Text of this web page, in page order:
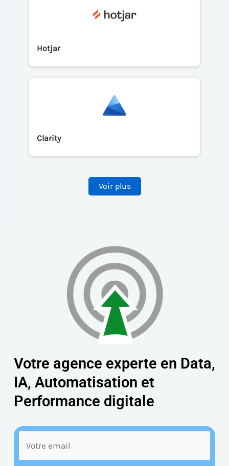
Hotjar
Clarity
Voir plus
Votre agence experte en Data,
IA, Automatisation et
Performance digitale